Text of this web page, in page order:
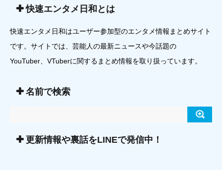
快速エンタメ日和とは
快速エンタメ日和はユーザー参加型のエンタメ情報まとめサイト
です。サイトでは、芸能人の最新ニュースや今話題の
YouTuber、VTuberに関するまとめ情報を取り扱っています。
名前で検索
更新情報や裏話をLINEで発信中！